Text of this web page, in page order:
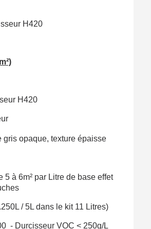
H420
H420
gris opaque, texture épaisse
5 à 6m² par Litre de base effet
/ 5L dans le kit 11 Litres)
- Durcisseur VOC < 250g/L